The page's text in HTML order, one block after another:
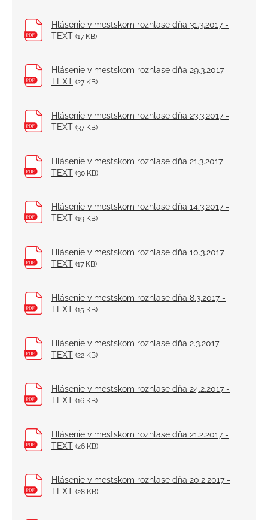
Hlásenie v mestskom rozhlase dňa 31.3.2017 -
TEXT (17 KB)
Hlásenie v mestskom rozhlase dňa 29.3.2017 -
TEXT (27 KB)
Hlásenie v mestskom rozhlase dňa 23.3.2017 -
TEXT (37 KB)
Hlásenie v mestskom rozhlase dňa 21.3.2017 -
TEXT (30 KB)
Hlásenie v mestskom rozhlase dňa 14.3.2017 -
TEXT (19 KB)
Hlásenie v mestskom rozhlase dňa 10.3.2017 -
TEXT (17 KB)
Hlásenie v mestskom rozhlase dňa 8.3.2017 -
TEXT (15 KB)
Hlásenie v mestskom rozhlase dňa 2.3.2017 -
TEXT (22 KB)
Hlásenie v mestskom rozhlase dňa 24.2.2017 -
TEXT (16 KB)
Hlásenie v mestskom rozhlase dňa 21.2.2017 -
TEXT (26 KB)
Hlásenie v mestskom rozhlase dňa 20.2.2017 -
TEXT (28 KB)